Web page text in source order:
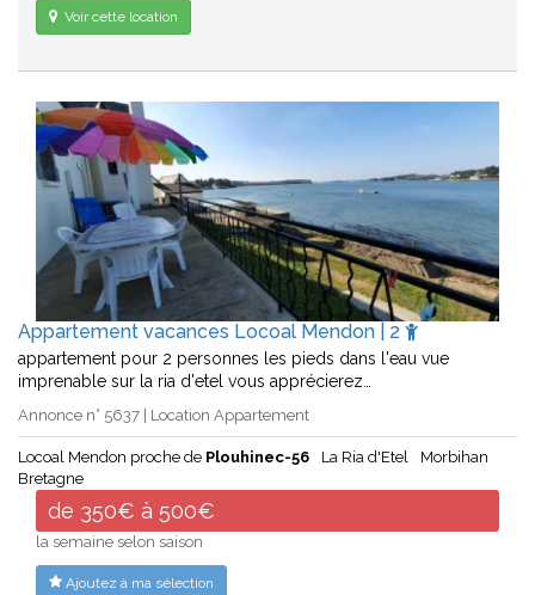
Voir cette location
Appartement vacances Locoal Mendon | 2
appartement pour 2 personnes les pieds dans l'eau vue
imprenable sur la ria d'etel vous apprécierez…
Annonce n° 5637 | Location Appartement
Locoal Mendon proche de Plouhinec-56 La Ria d'Etel
Morbihan
Bretagne
de 350€ à 500€
la semaine selon saison
Ajoutez à ma sélection